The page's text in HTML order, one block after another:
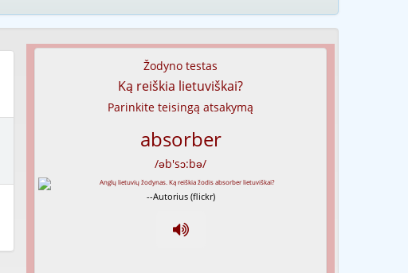
Žodyno testas
Ką reiškia lietuviškai?
Parinkite teisingą atsakymą
absorber
/əb'sɔ:bə/
--Autorius (flickr)